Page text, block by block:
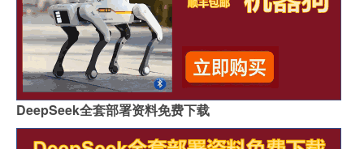
DeepSeek全套部署资料免费下载